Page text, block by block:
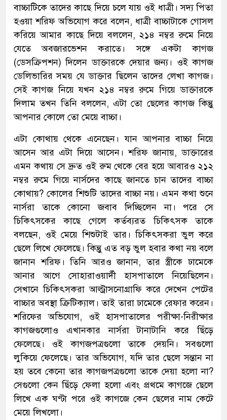
বাচ্চাটিকে তাদের কাছে দিয়ে চলে যায় ওই ধাত্রী। সদ্য পিতা
হওয়া শরিফ অভিযোগ করে বলেন, ধাত্রী বাচ্চাটাকে গোসল
করিয়ে আমার কাছে দিয়ে বললেন, ২১৪ নম্বর রুমে নিয়ে
যেতে অবজারভেশন করাতে। সঙ্গে একটা কাগজ
(ডেসক্রিপশন) দিলেন ডাক্তারকে দেয়ার জন্য। ওই কাগজ
ডেলিভারির সময় যে ডাক্তার ছিলেন তাদের লেখা কাগজ।
সেই কাগজ নিয়ে যখন ২১৪ নম্বর রুমে গিয়ে ডাক্তারকে
দিলাম তখন তিনি বললেন, এটা তো ছেলের কাগজ কিন্তুু
আপনার কোলে তো মেয়ে বাচ্চা।
এটা কোথায় থেকে এনেছেন। যান আপনার বাচ্চা নিয়ে
আসেন আর এটা দিয়ে আসেন। শরিফ জানায়, ডাক্তারের
এমন কথায় সে দ্রুত ওই রুম থেকে বের হয়ে আবারও ২১২
নম্বর রুমে গিয়ে নার্সদের কাছে জানতে চান তাদের বাচ্চা
কোথায়? কোলের শিশুটি তাদের বাচ্চা নয়। এমন কথা শুনে
নার্সরা তাকে কোনো জবাব দিচ্ছিলেন না। পরে সে
চিকিৎসকের কাছে গেলে কর্তব্যরত চিকিৎসক তাকে
বলছেন, ওই মেয়ে শিশুটাই তার। চিকিৎসকরা ভুল করে
ছেলে লিখে ফেলেছে। কিন্তুু এত বড় ভুল হবার কথা নয় বলে
জানান শরিফ। তিনি আরও জানান, তার স্ত্রীকে ঢামেকে
আনার আগে সোহারাওয়ার্দী হাসপাতালে নিয়েছিলেন।
সেখানে চিকিৎসকরা আল্ট্রাসনোগ্রাফি করে দেখেন পেটের
বাচ্চার অবস্থা ক্রিটিক্যাল। তাই তারা ঢামেকে রেফার করেন।
শরিফের অভিযোগ, ওই হাসপাতালের পরীক্ষা-নিরীক্ষার
কাগজগুলোও এখানকার নার্সরা টানাটানি করে ছিঁড়ে
ফেলেছে। ওই কাগজপত্রগুলো তাকে দেয়নি। সবগুলো
লুকিয়ে ফেলেছে। তার অভিযোগ, যদি তার ছেলে সন্তান না
হয় তবে কেনো তার কাগজপত্রগুলো তাকে দেয়া হলো না?
সেগুলো কেন ছিঁড়ে ফেলা হলো এবং প্রথমে কাগজে ছেলে
লিখে এক ঘণ্টা পরে ওই কাগজে কেন ছেলের নাম কেটে
মেয়ে লিখলো।